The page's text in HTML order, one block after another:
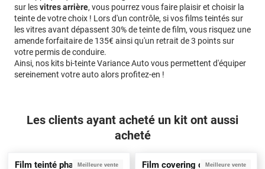
sur lesvitres arrière, vous pourrez vous faire plaisir et choisir la
teinte de votre choix ! Lors d'un contrôle, si vos films teintés sur
les vitres avant dépassent 30% de teinte de film, vous risquez une
amende forfaitaire de 135€ ainsi qu'un retrait de 3 points sur
votre permis de conduire.
Ainsi, nos kits bi-teinte Variance Auto vous permettent d'équiper
sereinement votre auto alors profitez-en !
Les clients ayant acheté un kit ont aussi
acheté
Meilleure vente
Film teinté phare noir clair Meilleure vente
Film covering carbone noir